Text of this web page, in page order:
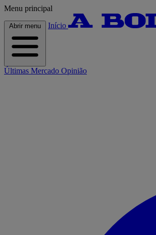
Menu principal
Abrir menu Início
Últimas Mercado Opinião